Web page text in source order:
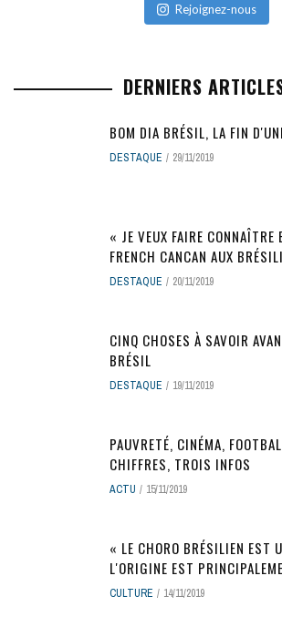
Rejoignez-nous
DERNIERS
BOM DIA BRÉSIL, LA FIN
DESTAQUE 29/11/2019
« JE VEUX FAIRE CONNAÎTRE
FRENCH CANCAN AUX
DESTAQUE 20/11/2019
CINQ CHOSES À SAVOIR
BRÉSIL
DESTAQUE 19/11/2019
PAUVRETÉ, CINÉMA,
CHIFFRES, TROIS INFOS
ACTU 15/11/2019
« LE CHORO BRÉSILIEN EST
L'ORIGINE EST
CULTURE 14/11/2019